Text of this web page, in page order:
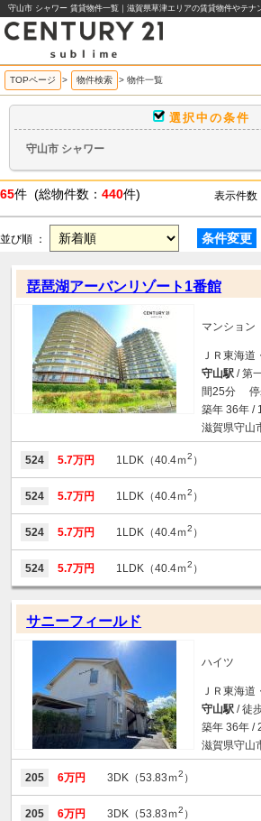
守山市 シャワー 賃貸物件一覧｜滋賀県草津エリアの賃貸物件やテナ
TOPページ > 物件検索 > 物件一覧
選択中の条件
守山市 シャワー
65件 (総物件数： 440件) 表示件数
並び順 ： 条件変更
琵琶湖アーバンリゾート1番館
マンション
ＪＲ東海道
守山駅 / 第
間25分 停
築年 36年 /
滋賀県守山
524 5.7万円 1LDK（40.4ｍ2 ）
524 5.7万円 1LDK（40.4ｍ2 ）
524 5.7万円 1LDK（40.4ｍ2 ）
524 5.7万円 1LDK（40.4ｍ2 ）
サニーフィールド
ハイツ
ＪＲ東海道
守山駅 / 徒
築年 36年 /
滋賀県守山
205 6万円 3DK（53.83ｍ2 ）
205 6万円 3DK（53.83ｍ2 ）